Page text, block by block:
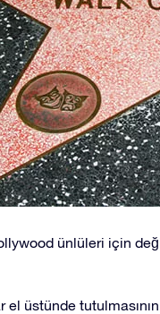
ünlüleri için
el üstünde